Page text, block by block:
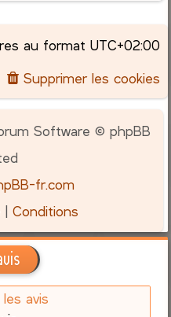
au format UTC+02:00
Supprimer les cookies
Software © phpBB
fr.com
|Conditions
avis